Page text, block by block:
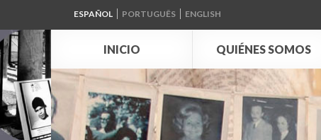
ESPAÑOL ENGLISH
PORTUGUÊS
INICIO
QUIÉNES SOMOS